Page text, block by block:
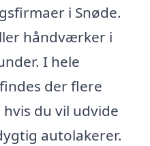
i Snøde.
håndværker i
I hele
der flere
du vil udvide
autolakerer.